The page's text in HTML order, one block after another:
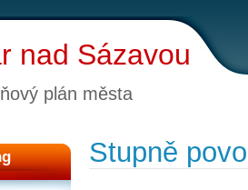
nad Sázavou
plán města
Stupně